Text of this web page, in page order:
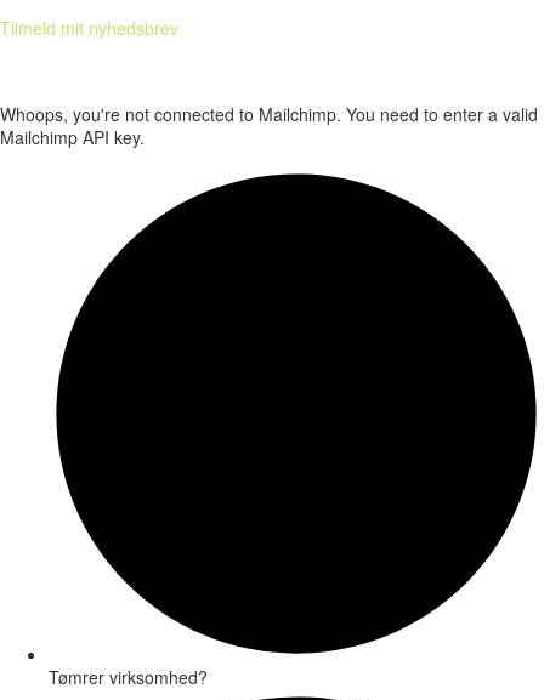
Tilmeld mit nyhedsbrev
Whoops, you're not connected to Mailchimp. You need to enter a valid
Mailchimp API key.
Tømrer virksomhed?